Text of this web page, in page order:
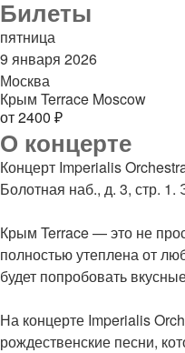
Билеты
пятница
9 января 2026
Москва
Крым Terrace Moscow
от 2400 ₽
О концерте
Концерт Imperialis
Болотная наб., д. 3, стр.
Крым Terrace — это не
полностью утеплена от
будет попробовать
На концерте Imperialis
рождественские песни,